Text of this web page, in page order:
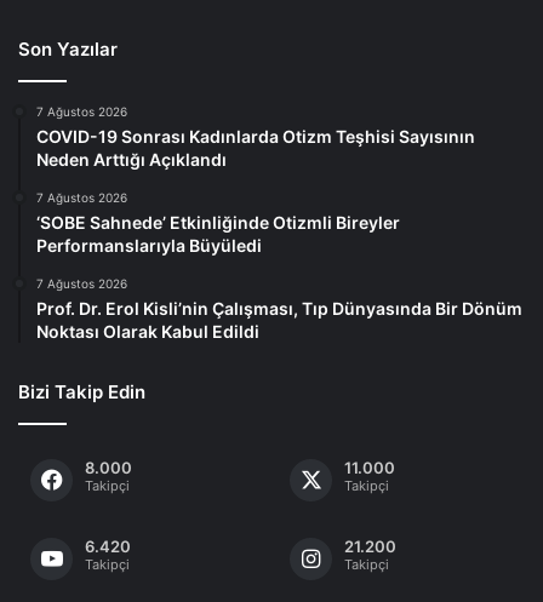
Son Yazılar
7 Ağustos 2026
COVID-19 Sonrası Kadınlarda Otizm Teşhisi Sayısının
Neden Arttığı Açıklandı
7 Ağustos 2026
‘SOBE Sahnede’ Etkinliğinde Otizmli Bireyler
Performanslarıyla Büyüledi
7 Ağustos 2026
Prof. Dr. Erol Kisli’nin Çalışması, Tıp Dünyasında Bir Dönüm
Noktası Olarak Kabul Edildi
Bizi Takip Edin
8.000
Takipçi
11.000
Takipçi
6.420
Takipçi
21.200
Takipçi